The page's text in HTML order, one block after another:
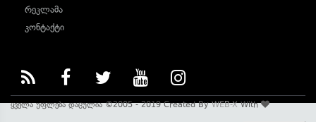
რეკლამა
კონტაქტი
ყველა უფლება დაცულია ©2005 - 2019 Created ByWEB-XWith